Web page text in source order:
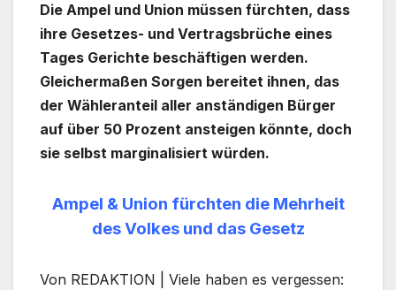
Die Ampel und Union müssen fürchten, dass
ihre Gesetzes- und Vertragsbrüche eines
Tages Gerichte beschäftigen werden.
Gleichermaßen Sorgen bereitet ihnen, das
der Wähleranteil aller anständigen Bürger
auf über 50 Prozent ansteigen könnte, doch
sie selbst marginalisiert würden.
Ampel & Union fürchten die Mehrheit
des Volkes und das Gesetz
Von REDAKTION | Viele haben es vergessen: